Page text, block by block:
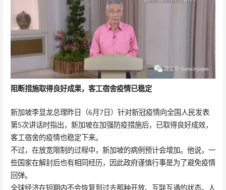
阻断措施取得良好成果，客工宿舍疫情已稳定
新加坡李显龙总理昨日（6月7日）针对新冠疫情向全国人民发表
第5次讲话时指出，新加坡在加强防疫措施后，已取得良好成效，
客工宿舍的疫情也稳定下来。
不过，在放宽限制的过程中，新加坡的病例预计会增加。他说，一
些国家在解封后也有相同经历，因此政府谨慎行事是为了避免疫情
回弹。
全球经济在短期内不会恢复到过去那种开放、互联互通的状态。人